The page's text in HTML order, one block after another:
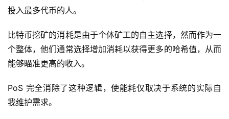
投入最多代币的人。
比特币挖矿的消耗是由于个体矿工的自主选择，然而作为一
个整体，他们通常选择增加消耗以获得更多的哈希值，从而
能够瞄准更高的收入。
PoS 完全消除了这种逻辑，使能耗仅取决于系统的实际自
我维护需求。